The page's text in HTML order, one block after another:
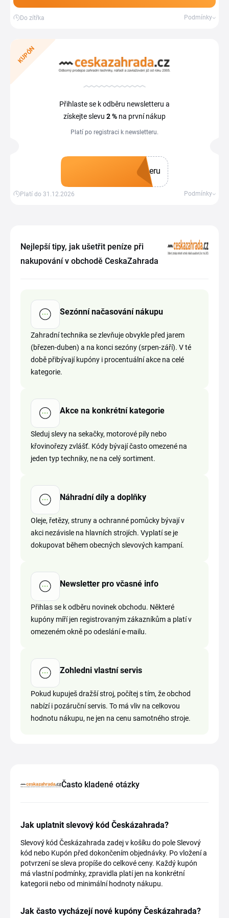
Do zítřka Podmínky
KUPÓN
Přihlaste se k odběru newsletteru a
získejte slevu 2 % na první nákup
Platí po registraci k newsletteru.
eru
Platí do 31.12.2026 Podmínky
Nejlepší tipy, jak ušetřit peníze při
nakupování v obchodě CeskaZahrada
Sezónní načasování nákupu
Zahradní technika se zlevňuje obvykle před jarem
(březen-duben) a na konci sezóny (srpen-září). V té
době přibývají kupóny i procentuální akce na celé
kategorie.
Akce na konkrétní kategorie
Sleduj slevy na sekačky, motorové pily nebo
křovinořezy zvlášť. Kódy bývají často omezené na
jeden typ techniky, ne na celý sortiment.
Náhradní díly a doplňky
Oleje, řetězy, struny a ochranné pomůcky bývají v
akci nezávisle na hlavních strojích. Vyplatí se je
dokupovat během obecných slevových kampaní.
Newsletter pro včasné info
Přihlas se k odběru novinek obchodu. Některé
kupóny míří jen registrovaným zákazníkům a platí v
omezeném okně po odeslání e-mailu.
Zohledni vlastní servis
Pokud kupuješ dražší stroj, počítej s tím, že obchod
nabízí i pozáruční servis. To má vliv na celkovou
hodnotu nákupu, ne jen na cenu samotného stroje.
Často kladené otázky
Jak uplatnit slevový kód Českázahrada?
Slevový kód Českázahrada zadej v košíku do pole Slevový
kód nebo Kupón před dokončením objednávky. Po vložení a
potvrzení se sleva propíše do celkové ceny. Každý kupón
má vlastní podmínky, zpravidla platí jen na konkrétní
kategorii nebo od minimální hodnoty nákupu.
Jak často vycházejí nové kupóny Českázahrada?